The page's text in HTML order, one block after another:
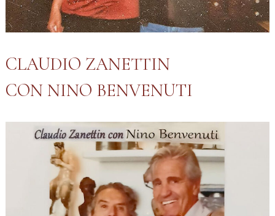
CLAUDIO ZANETTIN
CON NINO BENVENUTI